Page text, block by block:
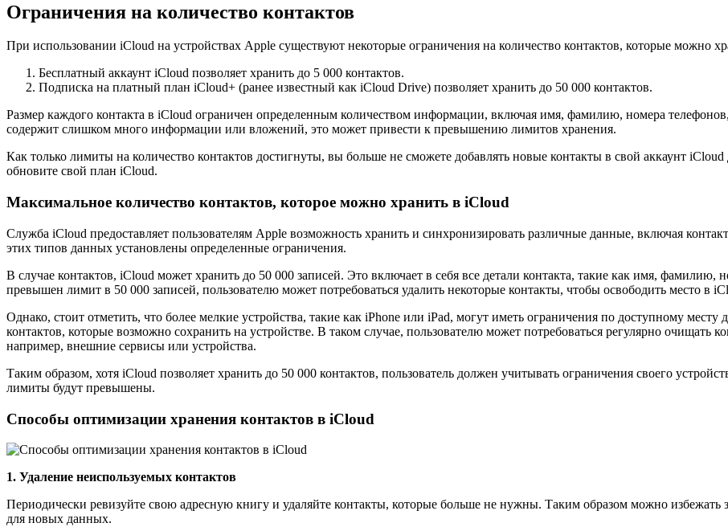
Ограничения на количество контактов
При использовании iCloud на устройствах Apple существуют некоторые ограничения на количество контактов, которые можно
Бесплатный аккаунт iCloud позволяет хранить до 5 000 контактов.
Подписка на платный план iCloud+ (ранее известный как iCloud Drive) позволяет хранить до 50 000 контактов.
Размер каждого контакта в iCloud ограничен определенным количеством информации, включая имя, фамилию, номера
содержит слишком много информации или вложений, это может привести к превышению лимитов хранения.
Как только лимиты на количество контактов достигнуты, вы больше не сможете добавлять новые контакты в свой аккаунт
обновите свой план iCloud.
Максимальное количество контактов, которое можно хранить в iCloud
Служба iCloud предоставляет пользователям Apple возможность хранить и синхронизировать различные данные, включая
этих типов данных установлены определенные ограничения.
В случае контактов, iCloud может хранить до 50 000 записей. Это включает в себя все детали контакта, такие как имя, фамилию,
превышен лимит в 50 000 записей, пользователю может потребоваться удалить некоторые контакты, чтобы освободить место в
Однако, стоит отметить, что более мелкие устройства, такие как iPhone или iPad, могут иметь ограничения по доступному месту
контактов, которые возможно сохранить на устройстве. В таком случае, пользователю может потребоваться регулярно очищать
например, внешние сервисы или устройства.
Таким образом, хотя iCloud позволяет хранить до 50 000 контактов, пользователь должен учитывать ограничения своего
лимиты будут превышены.
Способы оптимизации хранения контактов в iCloud
1. Удаление неиспользуемых контактов
Периодически ревизуйте свою адресную книгу и удаляйте контакты, которые больше не нужны. Таким образом можно
для новых данных.